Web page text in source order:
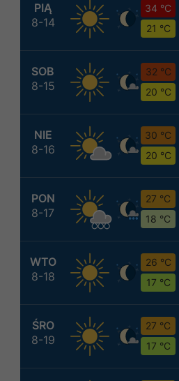
PIĄ
8-14
34 °C
21 °C
SOB
8-15
32 °C
20 °C
NIE
8-16
30 °C
20 °C
PON
8-17
27 °C
18 °C
WTO
8-18
26 °C
17 °C
ŚRO
8-19
27 °C
17 °C